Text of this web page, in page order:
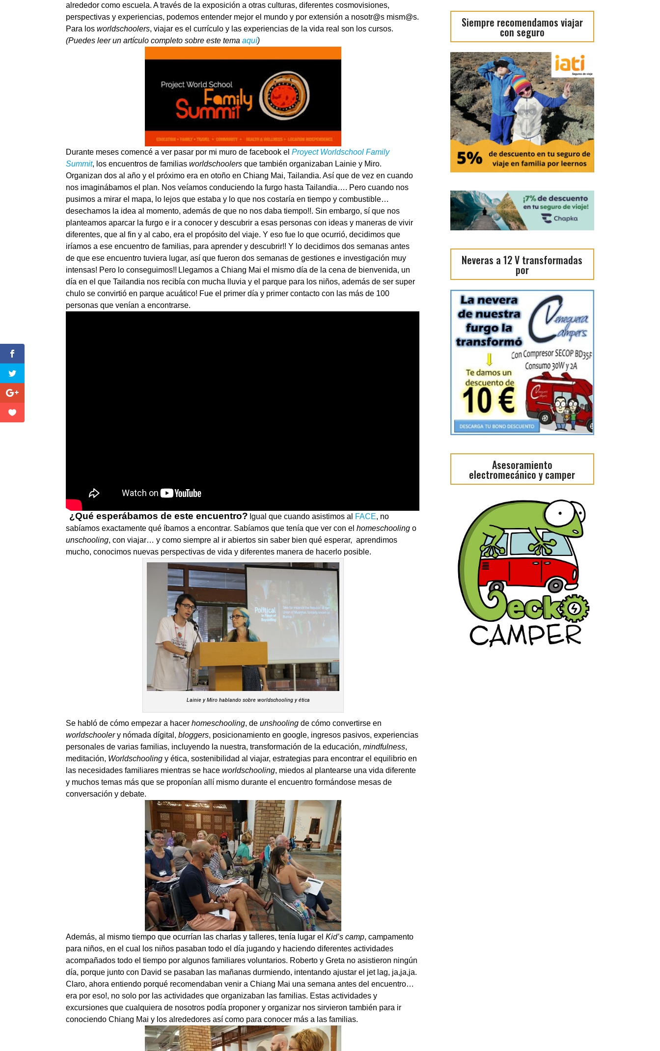
alrededor como escuela. A través de la exposición a otras culturas, diferentes cosmovisiones,
perspectivas y experiencias, podemos entender mejor el mundo y por extensión a nosotr@s mism@s.
Para losworldschoolers, viajar es el currículo y las experiencias de la vida real son los cursos.
(Puedes leer un artículo completo sobre este temaaquí)
Durante meses comencé a ver pasar por mi muro de facebook elProyect Worldschool Family
Summit, los encuentros de familiasworldschoolersque también organizaban Lainie y Miro.
Organizan dos al año y el próximo era en otoño en Chiang Mai, Tailandia. Así que de vez en cuando
nos imaginábamos el plan. Nos veíamos conduciendo la furgo hasta Tailandia…. Pero cuando nos
pusimos a mirar el mapa, lo lejos que estaba y lo que nos costaría en tiempo y combustible…
desechamos la idea al momento, además de que no nos daba tiempo!!. Sin embargo, sí que nos
planteamos aparcar la furgo e ir a conocer y descubrir a esas personas con ideas y maneras de vivir
diferentes, que al fin y al cabo, era el propósito del viaje. Y eso fue lo que ocurrió, decidimos que
iríamos a ese encuentro de familias, para aprender y descubrir!! Y lo decidimos dos semanas antes
de que ese encuentro tuviera lugar, así que fueron dos semanas de gestiones e investigación muy
intensas! Pero lo conseguimos!! Llegamos a Chiang Mai el mismo día de la cena de bienvenida, un
día en el que Tailandia nos recibía con mucha lluvia y el parque para los niños, además de ser super
chulo se convirtió en parque acuático! Fue el primer día y primer contacto con las más de 100
personas que venían a encontrarse.
¿Qué esperábamos de este encuentro? Igual que cuando asistimos al FACE, no
sabíamos exactamente qué íbamos a encontrar. Sabíamos que tenía que ver con elhomeschooling o
unschooling, con viajar… y como siempre al ir abiertos sin saber bien qué esperar, aprendimos
mucho, conocimos nuevas perspectivas de vida y diferentes manera de hacerlo posible.
Lainie y Miro hablando sobre worldschooling y ética
Se habló de cómo empezar a hacerhomeschooling, deunshooling de cómo convertirse en
worldschoolery nómada dígital,bloggers, posicionamiento en google, ingresos pasivos, experiencias
personales de varias familias, incluyendo la nuestra, transformación de la educación,mindfulness,
meditación, Worldschooling y ética, sostenibilidad al viajar, estrategias para encontrar el equilibrio en
las necesidades familiares mientras se haceworldschooling, miedos al plantearse una vida diferente
y muchos temas más que se proponían allí mismo durante el encuentro formándose mesas de
conversación y debate.
Además, al mismo tiempo que ocurrían las charlas y talleres, tenía lugar elKid’s camp, campamento
para niños, en el cual los niños pasaban todo el día jugando y haciendo diferentes actividades
acompañados todo el tiempo por algunos familiares voluntarios. Roberto y Greta no asistieron ningún
día, porque junto con David se pasaban las mañanas durmiendo, intentando ajustar el jet lag, ja,ja,ja.
Claro, ahora entiendo porqué recomendaban venir a Chiang Mai una semana antes del encuentro…
era por eso!, no solo por las actividades que organizaban las familias. Estas actividades y
excursiones que cualquiera de nosotros podía proponer y organizar nos sirvieron también para ir
conociendo Chiang Mai y los alrededores así como para conocer más a las familias.
Siempre recomendamos viajar
con seguro
Neveras a 12 V transformadas
por
Asesoramiento
electromecánico y camper